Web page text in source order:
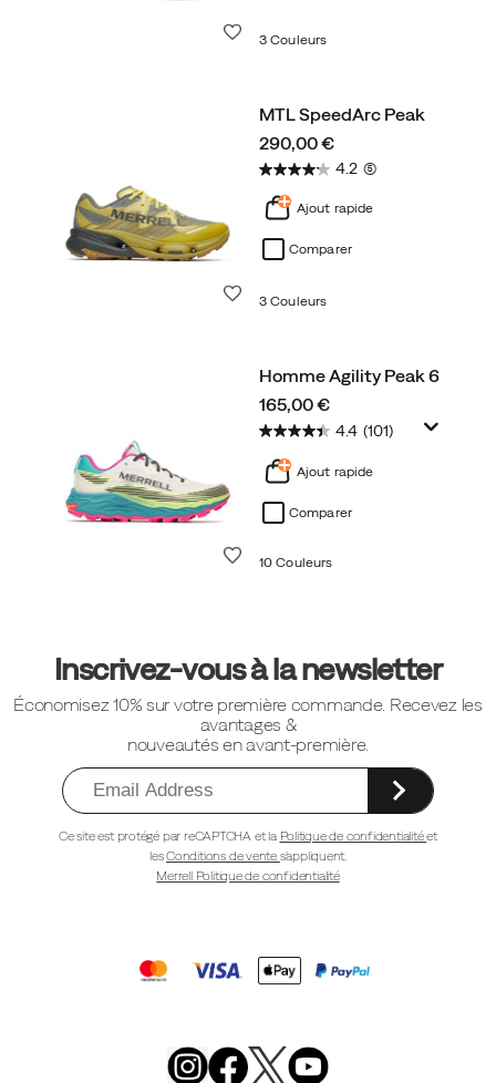
3 Couleurs
MTL SpeedArc Peak
price
290,00 €
4.2 (5)
Ajout rapide
Comparer
3 Couleurs
Homme Agility Peak 6
price
165,00 €
4.4 (101)
Ajout rapide
Comparer
10 Couleurs
pied
Inscrivez-vous à la newsletter
Économisez 10% sur votre première commande. Recevez les
avantages &
nouveautés en avant-première.
Ce site est protégé par reCAPTCHA et la Politique de confidentialitéet
lesConditions de vente s'appliquent.
Merrell Politique de confidentialité
Merrell
Footwear
on
X